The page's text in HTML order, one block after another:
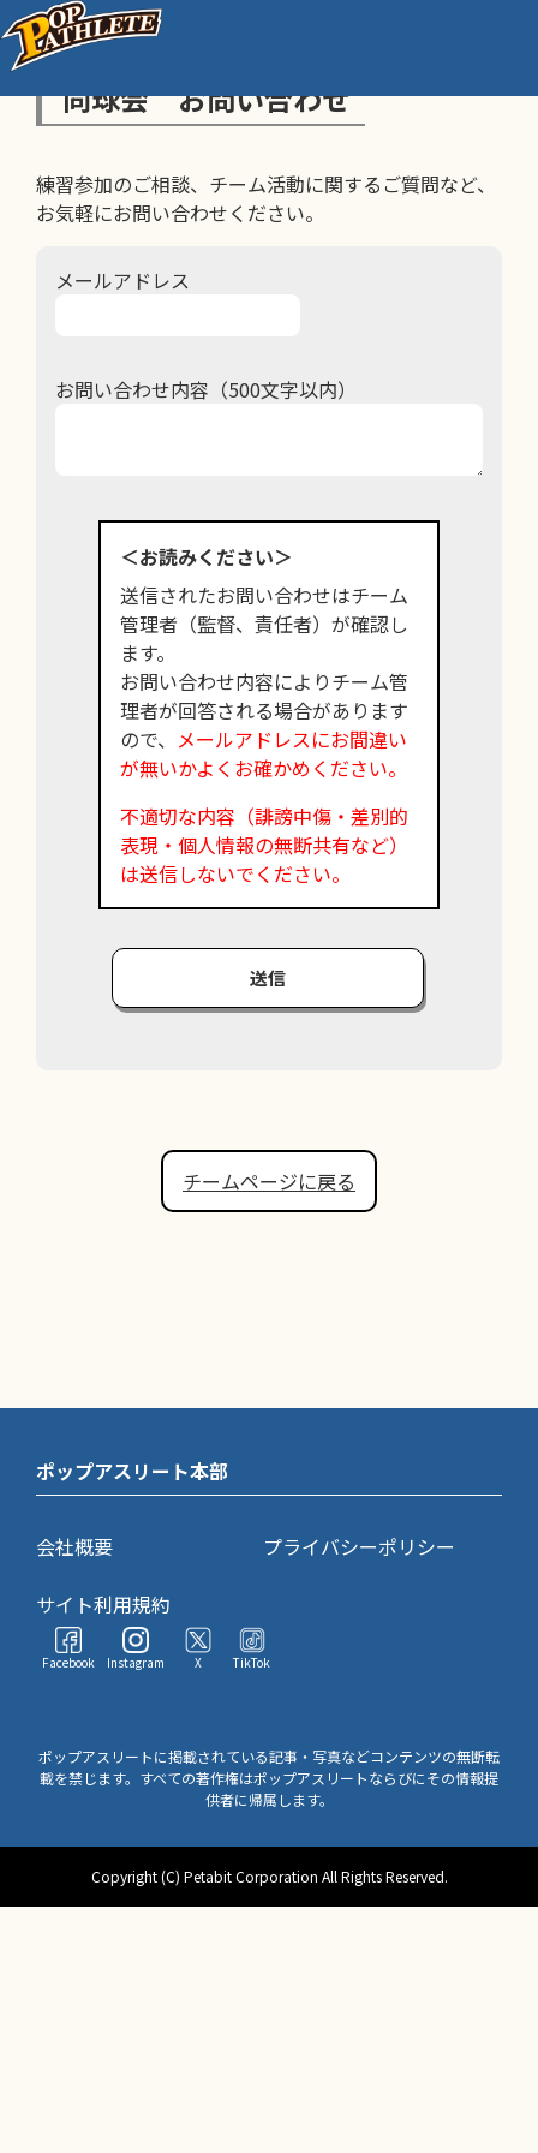
同球会 お問い合わせ
練習参加のご相談、チーム活動に関するご質問など、
お気軽にお問い合わせください。
メールアドレス
お問い合わせ内容（500文字以内）
＜お読みください＞
送信されたお問い合わせはチーム
管理者（監督、責任者）が確認し
ます。
お問い合わせ内容によりチーム管
理者が回答される場合があります
ので、 メールアドレスにお間違い
が無いかよくお確かめください。
不適切な内容（誹謗中傷・差別的
表現・個人情報の無断共有など）
は送信しないでください。
送信
チームページに戻る
ポップアスリート本部
会社概要
プライバシーポリシー
サイト利用規約
Facebook Instagram X TikTok
ポップアスリートに掲載されている記事・写真などコンテンツの無断転
載を禁じます。すべての著作権はポップアスリートならびにその情報提
供者に帰属します。
Copyright (C) Petabit Corporation All Rights Reserved.